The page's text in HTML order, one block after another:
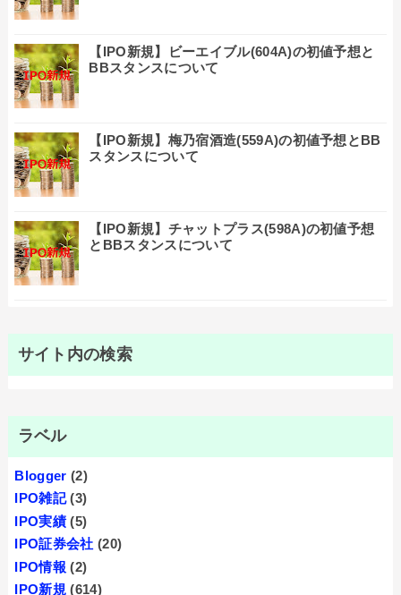
【IPO新規】ビーエイブル(604A)の初値予想と
BBスタンスについて
【IPO新規】梅乃宿酒造(559A)の初値予想とBB
スタンスについて
【IPO新規】チャットプラス(598A)の初値予想
とBBスタンスについて
サイト内の検索
ラベル
Blogger (2)
IPO雑記 (3)
IPO実績 (5)
IPO証券会社 (20)
IPO情報 (2)
IPO新規 (614)